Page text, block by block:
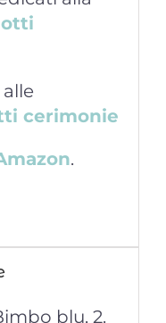
cerimonie
.
blu, 2.